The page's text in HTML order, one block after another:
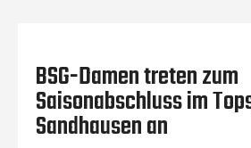
Unterstützen
Links
BSG-Damen treten zum
Saisonabschluss im
Sandhausen an